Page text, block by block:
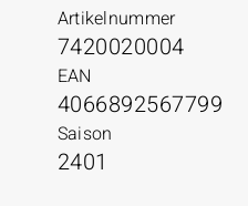
Artikelnummer
7420020004
EAN
4066892567799
Saison
2401